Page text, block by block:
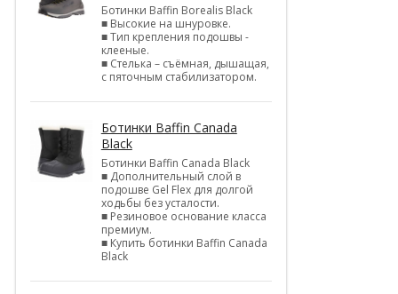
Ботинки Baffin Borealis Black
■ Высокие на шнуровке.
■ Тип крепления подошвы -
клееные.
■ Стелька – съёмная, дышащая,
с пяточным стабилизатором.
Ботинки Baffin Canada
Black
Ботинки Baffin Canada Black
■ Дополнительный слой в
подошве Gel Flex для долгой
ходьбы без усталости.
■ Резиновое основание класса
премиум.
■ Купить ботинки Baffin Canada
Black